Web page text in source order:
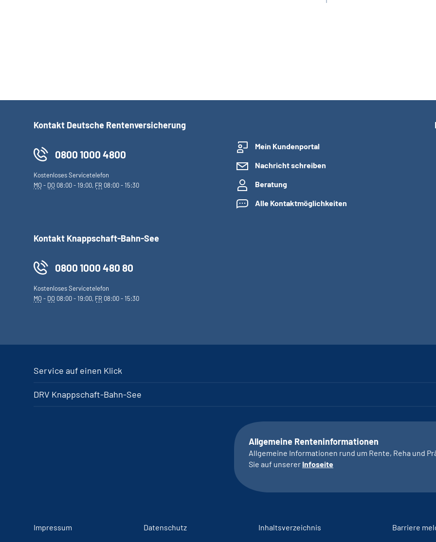
Kontakt Deutsche Rentenversicherung
0800 1000 4800
Kostenloses Servicetelefon
MO- DO 08:00 - 19:00, FR 08:00 - 15:30
Mein Kundenportal
Nachricht schreiben
Beratung
Alle Kontaktmöglichkeiten
Kontakt Knappschaft-Bahn-See
0800 1000 480 80
Kostenloses Servicetelefon
MO- DO 08:00 - 19:00, FR 08:00 - 15:30
Service auf einen Klick
DRV Knappschaft-Bahn-See
Allgemeine Renteninformationen
Allgemeine Informationen rund um Rente, Reha und
Sie auf unserer Infoseite
Impressum Datenschutz Inhaltsverzeichnis Barriere